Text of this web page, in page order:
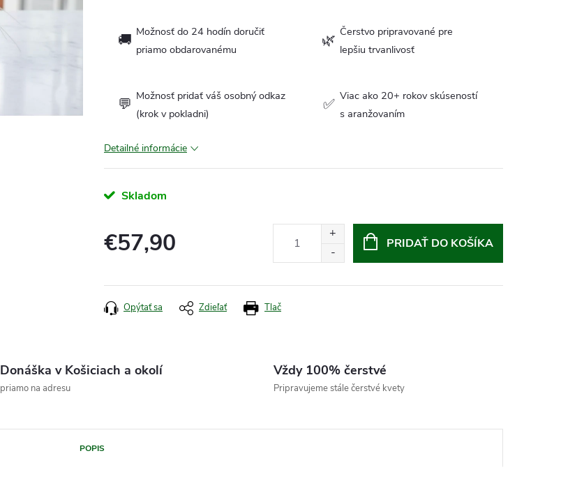
🚚 Možnosť do 24 hodín doručiť
priamo obdarovanému
🌿 Čerstvo pripravované pre
lepšiu trvanlivosť
💬 Možnosť pridať váš osobný odkaz
(krok v pokladni)
✅ Viac ako 20+ rokov skúseností
s aranžovaním
Detailné informácie
Skladom
€57,90 PRIDAŤ DO KOŠÍKA
Tlač
Opýtať sa Zdieľať
Donáška v Košiciach a okolí
priamo na adresu
Vždy 100% čerstvé
Pripravujeme stále čerstvé kvety
POPIS